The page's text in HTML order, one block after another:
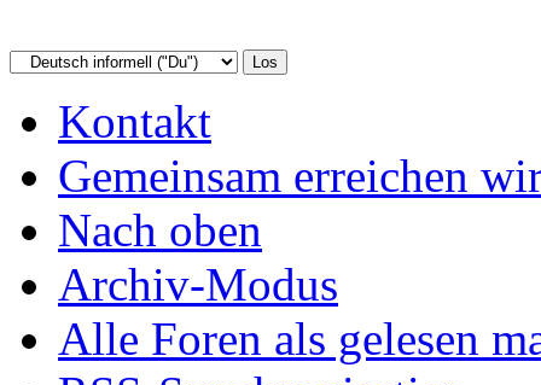
Kontakt
Gemeinsam erreichen
Nach oben
Archiv-Modus
Alle Foren als gelesen